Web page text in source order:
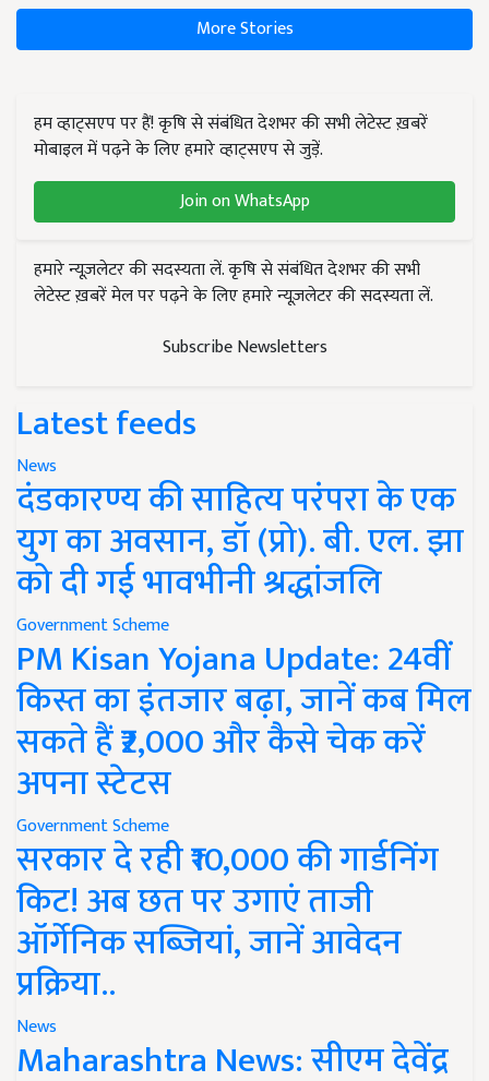
More Stories
हम व्हाट्सएप पर हैं! कृषि से संबंधित देशभर की सभी लेटेस्ट ख़बरें
मोबाइल में पढ़ने के लिए हमारे व्हाट्सएप से जुड़ें.
Join on WhatsApp
हमारे न्यूज़लेटर की सदस्यता लें. कृषि से संबंधित देशभर की सभी
लेटेस्ट ख़बरें मेल पर पढ़ने के लिए हमारे न्यूज़लेटर की सदस्यता लें.
Subscribe Newsletters
Latest feeds
News
दंडकारण्य की साहित्य परंपरा के एक
युग का अवसान, डॉ (प्रो). बी. एल. झा
को दी गई भावभीनी श्रद्धांजलि
Government Scheme
PM Kisan Yojana Update: 24वीं
किस्त का इंतजार बढ़ा, जानें कब मिल
सकते हैं ₹2,000 और कैसे चेक करें
अपना स्टेटस
Government Scheme
सरकार दे रही ₹10,000 की गार्डनिंग
किट! अब छत पर उगाएं ताजी
ऑर्गेनिक सब्जियां, जानें आवेदन
प्रक्रिया..
News
Maharashtra News: सीएम देवेंद्र